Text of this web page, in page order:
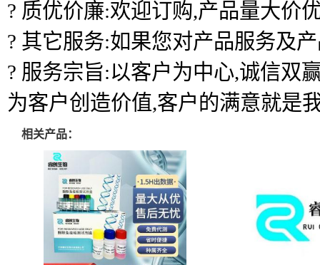
? 质优价廉:欢迎订购,产品量大价
? 其它服务:如果您对产品服务及
? 服务宗旨:以客户为中心,诚信双
为客户创造价值,客户的满意就是
相关产品：